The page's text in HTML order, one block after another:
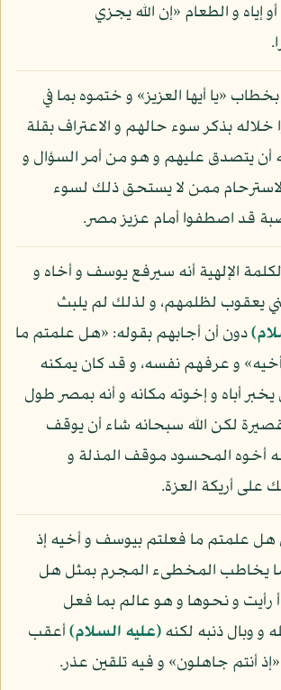
إياه و الطعام «إن الله يجزي
«يا أيها العزيز» و ختموه بما في
خلاله بذكر سوء حالهم و الاعتراف بقلة
أن يتصدق عليهم و هو من أمر السؤال و
ممن لا يستحق ذلك لسوء
قد اصطفوا أمام عزيز مصر.
الإلهية أنه سيرفع يوسف و أخاه و
يعقوب لظلمهم، و لذلك لم يلبث
دون أن أجابهم بقوله: «هل علمتم ما
و عرفهم نفسه، و قد كان يمكنه
يخبر أباه و إخوته مكانه و أنه بمصر طول
لكن الله سبحانه شاء أن يوقف
أخوه المحسود موقف المذلة و
على أريكة العزة.
هل علمتم ما فعلتم بيوسف و أخيه إذ
يخاطب المخطىء المجرم بمثل هل
رأيت و نحوها و هو عالم بما فعل
و وبال ذنبه لكنه(عليه السلام)أعقب
أنتم جاهلون» و فيه تلقين عذر.